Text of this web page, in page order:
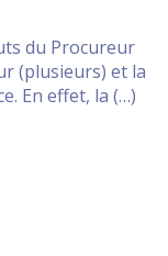
du Procureur
(plusieurs) et la
En effet, la (…)